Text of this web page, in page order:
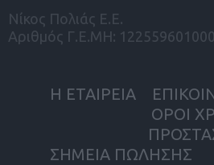
Νίκος Πολιάς Ε.Ε.
Αριθμός Γ.Ε.ΜΗ: 122559601000
Η ΕΤΑΙΡΕΙΑ
ΟΡΟΙ
ΣΗΜΕΙΑ ΠΩΛΗΣΗΣ